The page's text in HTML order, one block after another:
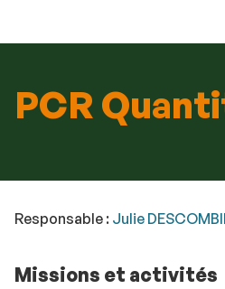
PCR
Responsable : Julie
Missions et activités